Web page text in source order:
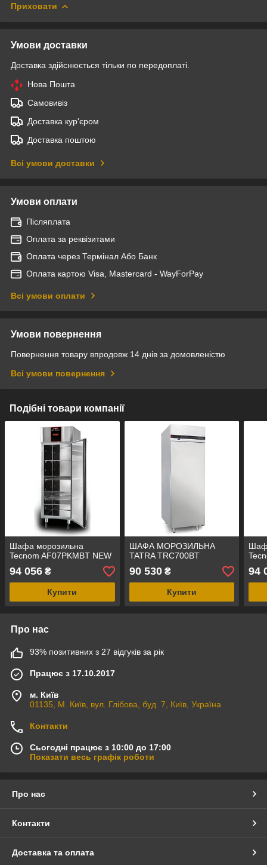
Приховати
Умови доставки
Доставка здійснюється тільки по передоплаті.
Нова Пошта
Самовивіз
Доставка кур'єром
Доставка поштою
Всі умови доставки
Умови оплати
Післяплата
Оплата за реквізитами
Оплата через Термінал Або Банк
Оплата картою Visa, Mastercard - WayForPay
Всі умови оплати
Умови повернення
Повернення товару впродовж 14 днів за домовленістю
Всі умови повернення
Подібні товари компанії
Шафа морозильна
Tecnom AF07PKMBT NEW
94 056 ₴
Купити
ШАФА МОРОЗИЛЬНА
TATRA TRC700BT
90 530₴
Купити
94
Про нас
93% позитивних з 27 відгуків за рік
Працює з 17.10.2017
м. Київ
01135, М. Київ, вул. Глібова, буд. 7, Київ, Україна
Контакти
Сьогодні працює з 10:00 до 17:00
Показати весь графік роботи
Про нас
Контакти
Доставка та оплата